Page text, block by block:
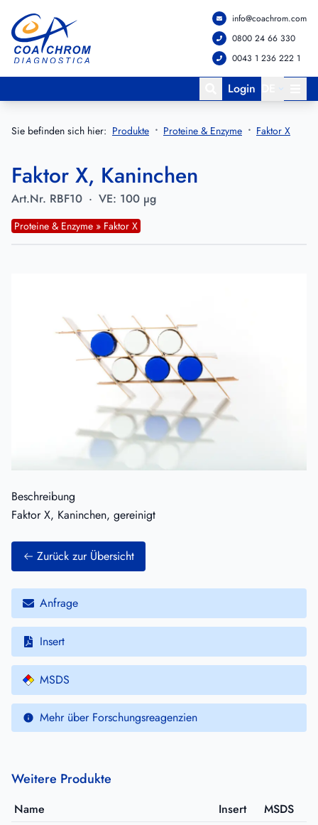
Zum Hauptmenü springen
Zum Hauptinhalt springen
info@coachrom.com
0800 24 66 330
0043 1 236 222 1
Login
Sie befinden sich hier: Produkte Proteine & Enzyme Faktor X
Faktor X, Kaninchen
Art.Nr. RBF10 · VE: 100 µg
Proteine & Enzyme » Faktor X
Beschreibung
Faktor X, Kaninchen, gereinigt
Zurück zur Übersicht
Anfrage
Insert
MSDS
Mehr über Forschungsreagenzien
Weitere Produkte
Name Insert
MSDS